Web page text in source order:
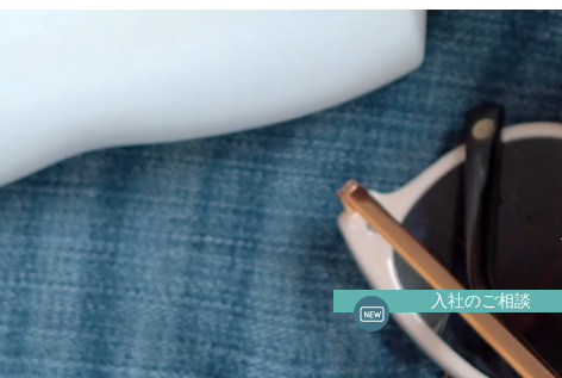
入社のご相談